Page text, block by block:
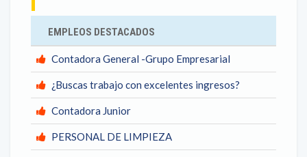
EMPLEOS DESTACADOS
Contadora General -Grupo Empresarial
¿Buscas trabajo con excelentes ingresos?
Contadora Junior
PERSONAL DE LIMPIEZA